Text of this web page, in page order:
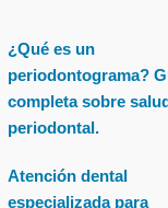
¿Qué es un
periodontograma?
completa sobre
periodontal.
Atención dental
especializada para